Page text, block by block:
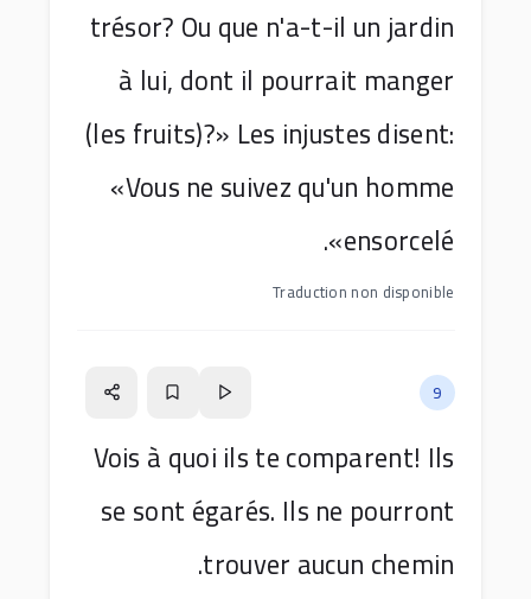
trésor? Ou que n'a-t-il un jardin
à lui, dont il pourrait manger
(les fruits)?» Les injustes disent:
«Vous ne suivez qu'un homme
ensorcelé».
Traduction non disponible
9
Vois à quoi ils te comparent! Ils
se sont égarés. Ils ne pourront
trouver aucun chemin.